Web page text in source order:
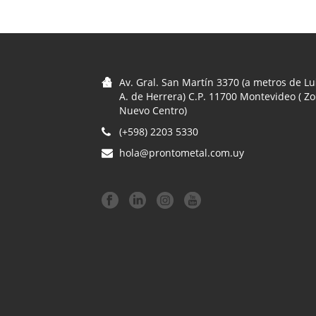
Av. Gral. San Martín 3370 (a metros de
A. de Herrera) C.P. 11700 Montevideo (
Nuevo Centro)
(+598) 2203 5330
hola@prontometal.com.uy